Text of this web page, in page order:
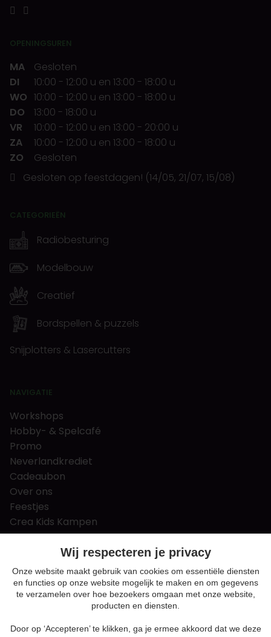
OPENINGSUREN
MA
Gesloten
DI
10:00 - 12:00 u en 13:00 - 18:00 u
WO 10:00 - 12:00 u en 13:00 - 18:00 u
DO
13:00 - 18:00 u
VR
10:00 - 12:00 u en 13:00 - 20:00 u
ZA
10:00 - 12:00 u en 13:00 - 18:00 u
ZO
Gesloten
Gesloten op feestdagen! (14/05, 21/07, 15/08)
CATEGORIEËN
Radiobesturing
Modelbouw
Creatief
Bordspellen & puzzels
Snijplotters & Lasercutters
NAVIGATIE
Workshops
Hobby- & Spelcafé
Promo
Neverlandkrediet
Cadeaubon
Over ons
Feestjes
Crea Kids Kampen
FAQ
Tips & tricks
Contact
Nieuws & Vacatures
Wij respecteren je privacy
Onze website maakt gebruik van cookies om essentiële diensten
en functies op onze website mogelijk te maken en om gegevens
te verzamelen over hoe bezoekers omgaan met onze website,
producten en diensten.
Door op ‘Accepteren’ te klikken, ga je ermee akkoord dat we deze